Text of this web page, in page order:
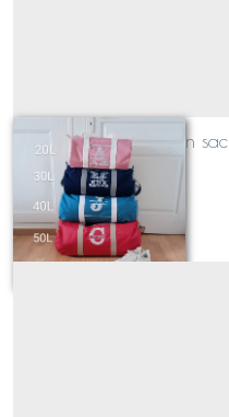
quelle taille pour mon sac
polochon? 1
Sur demande